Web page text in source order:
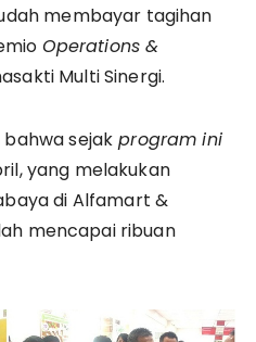
membayar tagihan
Operations &
Multi Sinergi.
sejak program ini
yang melakukan
di Alfamart &
mencapai ribuan